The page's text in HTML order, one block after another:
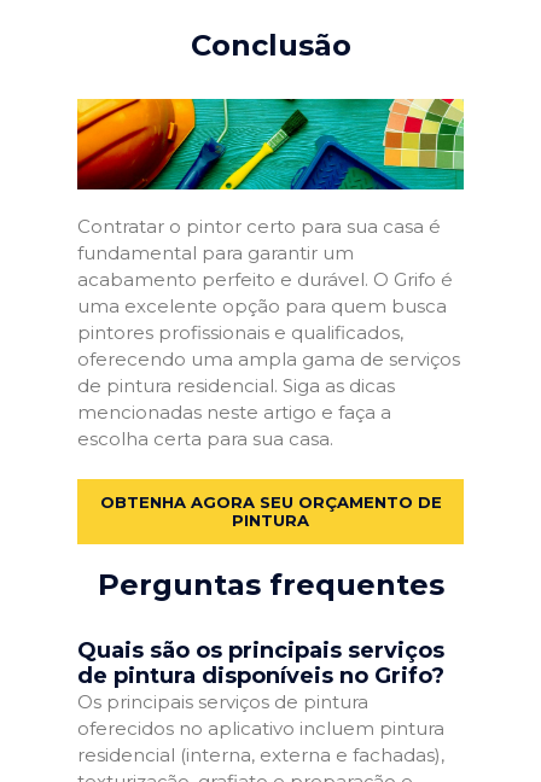
Conclusão
Contratar o pintor certo para sua casa é
fundamental para garantir um
acabamento perfeito e durável. O Grifo é
uma excelente opção para quem busca
pintores profissionais e qualificados,
oferecendo uma ampla gama de serviços
de pintura residencial. Siga as dicas
mencionadas neste artigo e faça a
escolha certa para sua casa.
OBTENHA AGORA SEU ORÇAMENTO DE
PINTURA
Perguntas frequentes
Quais são os principais serviços
de pintura disponíveis no Grifo?
Os principais serviços de pintura
oferecidos no aplicativo incluem pintura
residencial (interna, externa e fachadas),